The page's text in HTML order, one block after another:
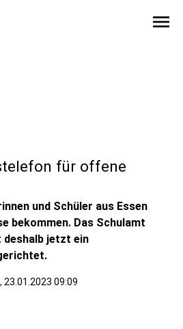
menu
für offene
und Schüler aus Essen
bekommen. Das Schulamt
deshalb jetzt ein
23.01.2023 09:09